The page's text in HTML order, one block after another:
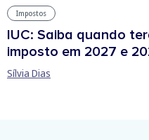
Impostos
IUC: Saiba quando
imposto em 2027 e
Sílvia Dias